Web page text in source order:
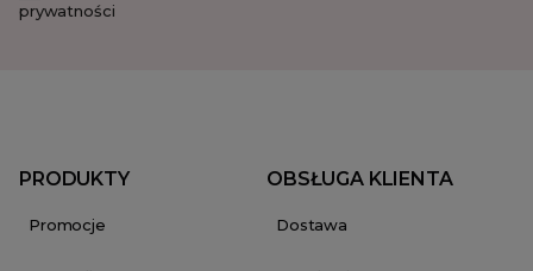
prywatności
PRODUKTY
Promocje
OBSŁUGA KLIENTA
Dostawa